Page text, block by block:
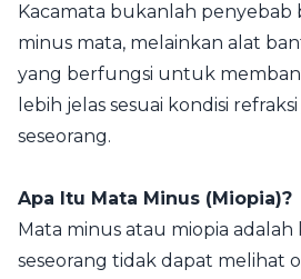
Kacamata bukanlah penyebab
minus mata, melainkan alat
yang berfungsi untuk
lebih jelas sesuai kondisi
seseorang.
Apa Itu Mata Minus (Miopia)?
Mata minus atau miopia adalah
seseorang tidak dapat melihat